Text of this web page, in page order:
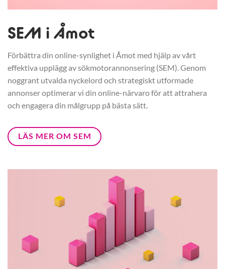
SEM i Åmot
Förbättra din online-synlighet i Åmot med hjälp av vårt
effektiva upplägg av sökmotorannonsering (SEM). Genom
noggrant utvalda nyckelord och strategiskt utformade
annonser optimerar vi din online-närvaro för att attrahera
och engagera din målgrupp på bästa sätt.
LÄS MER OM SEM